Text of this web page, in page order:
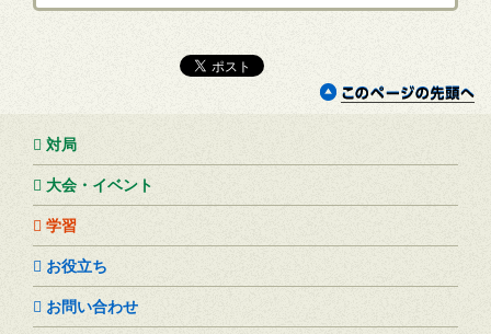
対局
大会・イベント
学習
お役立ち
お問い合わせ